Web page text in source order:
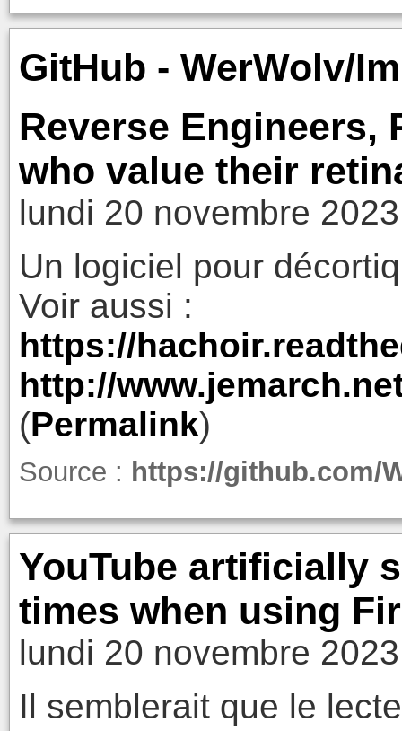
GitHub - WerWolv/
Reverse Engineers,
who value their
lundi 20 novembre
Un logiciel pour
Voir aussi :
https://
http://
(Permalink)
Source : https://github.com/
YouTube artificially
times when using
lundi 20 novembre
Il semblerait que le